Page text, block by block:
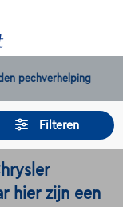
Filteren
hier zijn een